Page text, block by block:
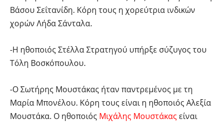
Βάσου Σεΐτανίδη. Κόρη τους η χορεύτρια ινδικών
χορών Λήδα Σάνταλα.
-Η ηθοποιός Στέλλα Στρατηγού υπήρξε σύζυγος του
Τόλη Βοσκόπουλου.
-Ο Σωτήρης Μουστάκας ήταν παντρεμένος με τη
Μαρία Μπονέλου. Κόρη τους είναι η ηθοποιός Αλεξία
Μουστάκα. Ο ηθοποιός Μιχάλης Μουστάκαςείναι